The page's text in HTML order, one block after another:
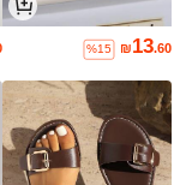
₪13.60
%15